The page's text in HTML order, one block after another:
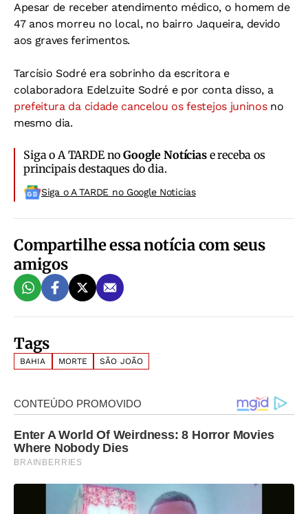
Apesar de receber atendimento médico, o homem de
47 anos morreu no local, no bairro Jaqueira, devido
aos graves ferimentos.
Tarcísio Sodré era sobrinho da escritora e
colaboradora Edelzuite Sodré e por conta disso, a
prefeitura da cidade cancelou os festejos juninosno
mesmo dia.
Siga o A TARDE noGoogle Notíciase receba os
principais destaques do dia.
Siga o A TARDE no Google Noticias
Compartilhe essa notícia com seus
amigos
Tags
BAHIA MORTE SÃO JOÃO